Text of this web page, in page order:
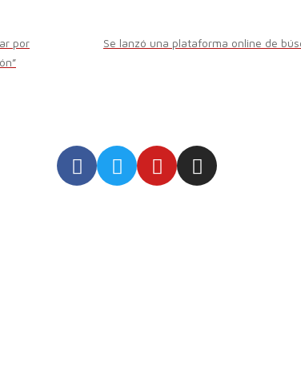
por
Se lanzó una plataforma online de